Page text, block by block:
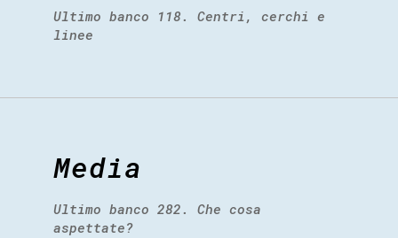
Ultimo banco 118. Centri, cerchi e
linee
Media
Ultimo banco 282. Che cosa
aspettate?